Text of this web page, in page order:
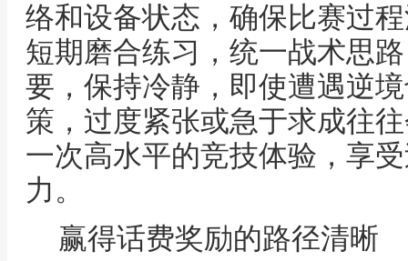
络和设备状态，确保比赛过
短期磨合练习，统一战术思
要，保持冷静，即使遭遇逆
策，过度紧张或急于求成往
一次高水平的竞技体验，享
力。
赢得话费奖励的路径清晰